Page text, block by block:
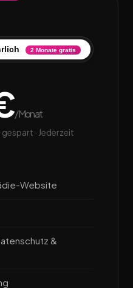
2 Monate gratis
/Monat
· Jederzeit
Website
&